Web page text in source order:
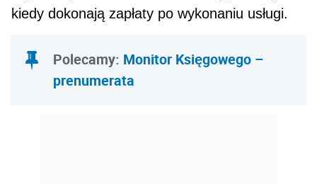
kiedy dokonają zapłaty po wykonaniu usługi.
Polecamy: Monitor Księgowego –
prenumerata